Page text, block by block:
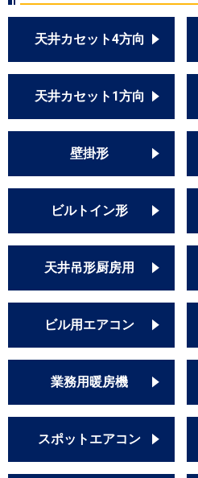
天井カセット4方向
天井カセット1方向
壁掛形
ビルトイン形
天井吊形厨房用
ビル用エアコン
業務用暖房機
スポットエアコン